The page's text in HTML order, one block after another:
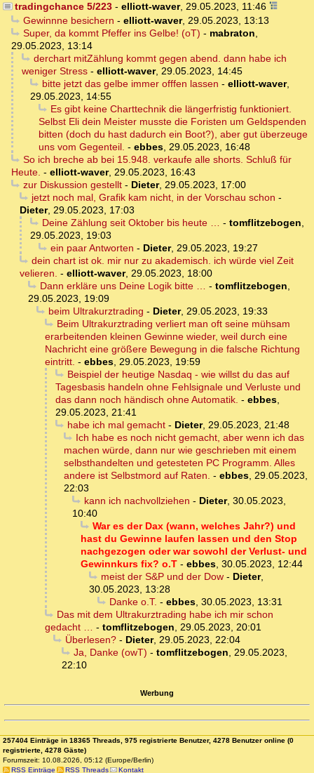
tradingchance 5/223- elliott-waver, 29.05.2023, 11:46
Gewinnne besichern - elliott-waver, 29.05.2023, 13:13
Super, da kommt Pfeffer ins Gelbe! (oT) - mabraton,
29.05.2023, 13:14
derchart mitZählung kommt gegen abend. dann habe ich
weniger Stress - elliott-waver, 29.05.2023, 14:45
bitte jetzt das gelbe immer offfen lassen - elliott-waver,
29.05.2023, 14:55
Es gibt keine Charttechnik die längerfristig funktioniert.
Selbst Eli dein Meister musste die Foristen um Geldspenden
bitten (doch du hast dadurch ein Boot?), aber gut überzeuge
uns vom Gegenteil. - ebbes, 29.05.2023, 16:48
So ich breche ab bei 15.948. verkaufe alle shorts. Schluß für
Heute. - elliott-waver, 29.05.2023, 16:43
zur Diskussion gestellt- Dieter, 29.05.2023, 17:00
jetzt noch mal, Grafik kam nicht, in der Vorschau schon -
Dieter, 29.05.2023, 17:03
Deine Zählung seit Oktober bis heute … - tomflitzebogen,
29.05.2023, 19:03
ein paar Antworten - Dieter, 29.05.2023, 19:27
dein chart ist ok. mir nur zu akademisch. ich würde viel Zeit
velieren. - elliott-waver, 29.05.2023, 18:00
Dann erkläre uns Deine Logik bitte … - tomflitzebogen,
29.05.2023, 19:09
beim Ultrakurztrading - Dieter, 29.05.2023, 19:33
Beim Ultrakurztrading verliert man oft seine mühsam
erarbeitenden kleinen Gewinne wieder, weil durch eine
Nachricht eine größere Bewegung in die falsche Richtung
eintritt. - ebbes, 29.05.2023, 19:59
Beispiel der heutige Nasdaq - wie willst du das auf
Tagesbasis handeln ohne Fehlsignale und Verluste und
das dann noch händisch ohne Automatik. - ebbes,
29.05.2023, 21:41
habe ich mal gemacht- Dieter, 29.05.2023, 21:48
Ich habe es noch nicht gemacht, aber wenn ich das
machen würde, dann nur wie geschrieben mit einem
selbsthandelten und getesteten PC Programm. Alles
andere ist Selbstmord auf Raten. - ebbes, 29.05.2023,
22:03
kann ich nachvollziehen - Dieter, 30.05.2023,
10:40
War es der Dax (wann, welches Jahr?) und
hast du Gewinne laufen lassen und den Stop
nachgezogen oder war sowohl der Verlust- und
Gewinnkurs fix? o.T - ebbes, 30.05.2023, 12:44
meist der S&P und der Dow- Dieter,
30.05.2023, 13:28
Danke o.T. - ebbes, 30.05.2023, 13:31
Das mit dem Ultrakurztrading habe ich mir schon
gedacht … - tomflitzebogen, 29.05.2023, 20:01
Überlesen?- Dieter, 29.05.2023, 22:04
Ja, Danke (owT) - tomflitzebogen, 29.05.2023,
22:10
Werbung
257404 Einträge in 18365 Threads, 975 registrierte Benutzer, 4278 Benutzer online (0
registrierte, 4278 Gäste)
Forumszeit: 10.08.2026, 05:12 (Europe/Berlin)
RSS Einträge
RSS Threads Kontakt